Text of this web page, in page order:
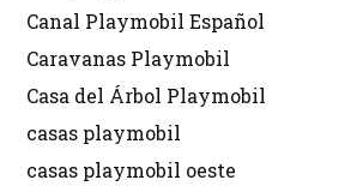
Canal Playmobil Español
Caravanas Playmobil
Casa del Árbol Playmobil
casas playmobil
casas playmobil oeste